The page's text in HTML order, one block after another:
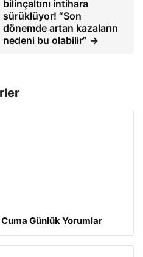
bilinçaltını intihara
sürüklüyor! “Son
dönemde artan kazaların
nedeni bu olabilir” →
Günlük Yorumlar